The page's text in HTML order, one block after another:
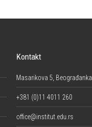
Kontakt
Masarikova 5, Beograđanka
+381 (0)11 4011 260
office@institut.edu.rs